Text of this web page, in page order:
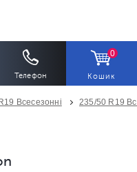
Телефон
0
Кошик
R19 Всесезонні 235/50 R19